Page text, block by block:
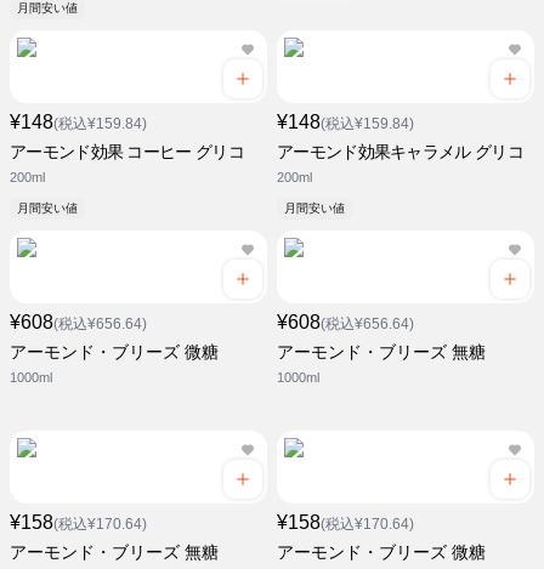
月間安い値
¥148(税込¥159.84)
アーモンド効果 コーヒー グリコ
200ml
月間安い値
¥148(税込¥159.84)
アーモンド効果キャラメル グリコ
200ml
月間安い値
¥608(税込¥656.64)
アーモンド・ブリーズ 微糖
1000ml
¥608(税込¥656.64)
アーモンド・ブリーズ 無糖
1000ml
¥158(税込¥170.64)
アーモンド・ブリーズ 無糖
¥158(税込¥170.64)
アーモンド・ブリーズ 微糖